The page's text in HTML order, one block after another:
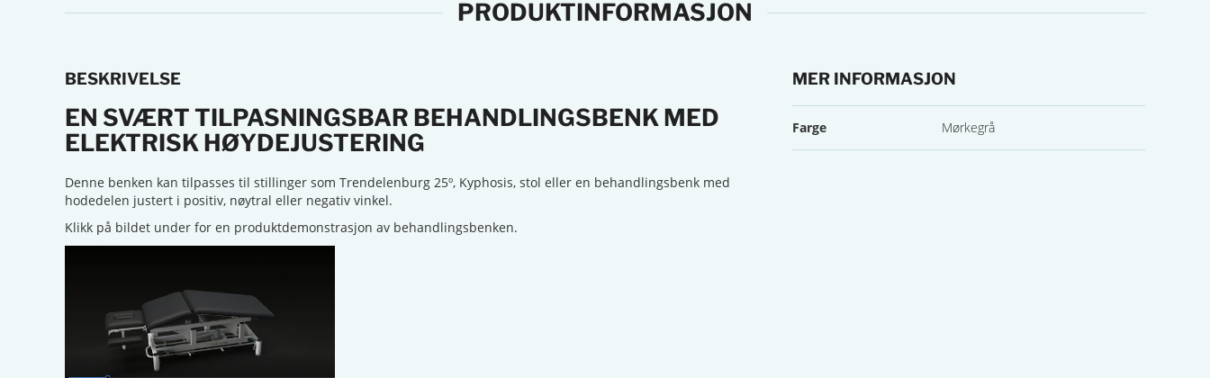
PRODUKTINFORMASJON
BESKRIVELSE
EN SVÆRT TILPASNINGSBAR BEHANDLINGSBENK MED
ELEKTRISK HØYDEJUSTERING
Denne benken kan tilpasses til stillinger som Trendelenburg 25º, Kyphosis, stol eller en behandlingsbenk med
hodedelen justert i positiv, nøytral eller negativ vinkel.
Klikk på bildet under for en produktdemonstrasjon av behandlingsbenken.
MER INFORMASJON
Farge
Mørkegrå